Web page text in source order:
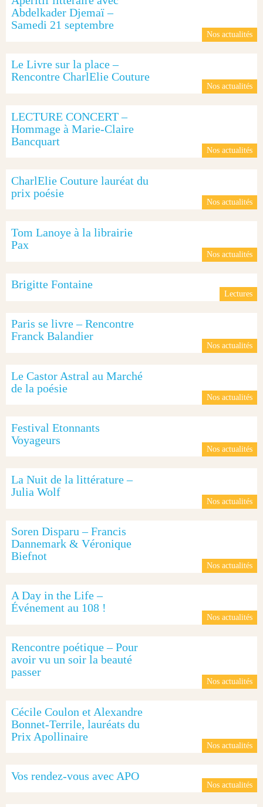
Nos actualités
Abdelkader Djemaï –
Samedi 21 septembre
Nos actualités
Le Livre sur la place –
Rencontre CharlElie Couture
Nos actualités
LECTURE CONCERT –
Hommage à Marie-Claire
Bancquart
Nos actualités
CharlElie Couture lauréat du
prix poésie
Nos actualités
Tom Lanoye à la librairie
Pax
Lectures
Brigitte Fontaine
Nos actualités
Paris se livre – Rencontre
Franck Balandier
Nos actualités
Le Castor Astral au Marché
de la poésie
Nos actualités
Festival Etonnants
Voyageurs
Nos actualités
La Nuit de la littérature –
Julia Wolf
Nos actualités
Soren Disparu – Francis
Dannemark & Véronique
Biefnot
Nos actualités
A Day in the Life –
Événement au 108 !
Nos actualités
Rencontre poétique – Pour
avoir vu un soir la beauté
passer
Nos actualités
Cécile Coulon et Alexandre
Bonnet-Terrile, lauréats du
Prix Apollinaire
Nos actualités
Vos rendez-vous avec APO